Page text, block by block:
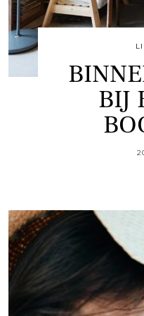
BIJ